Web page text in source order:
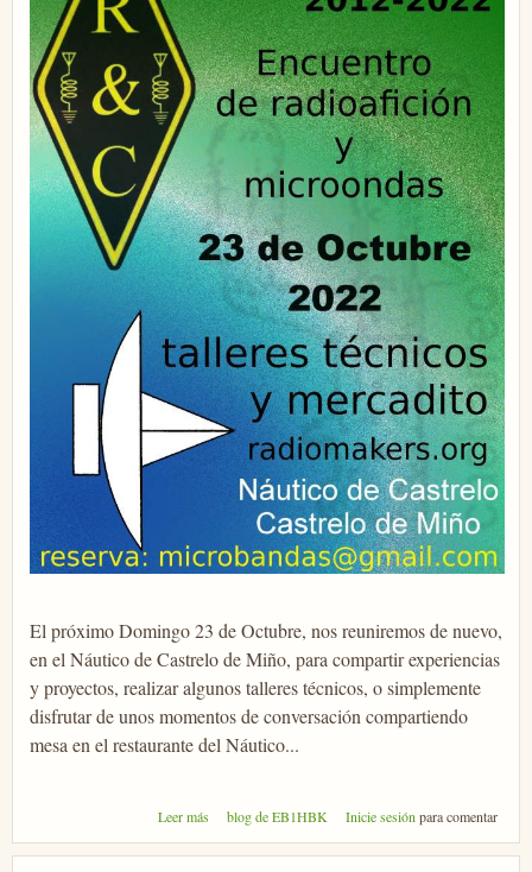
El próximo Domingo 23 de Octubre, nos reuniremos de nuevo,
en el Náutico de Castrelo de Miño, para compartir experiencias
y proyectos, realizar algunos talleres técnicos, o simplemente
disfrutar de unos momentos de conversación compartiendo
mesa en el restaurante del Náutico...
Leer más sobre MicroMET 2022
blog de EB1HBK Inicie sesión para comentar